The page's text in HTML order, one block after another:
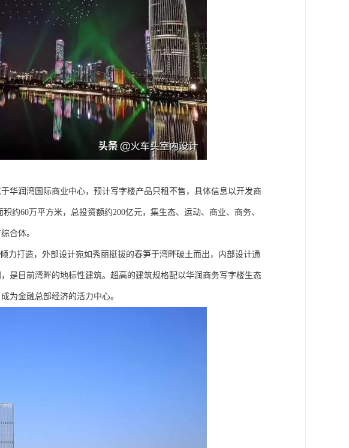
华润湾国际商业中心，预计写字楼产品只租不售，具体信息以开发商
约60万平方米，总投资额约200亿元，集生态、运动、商业、商务、
合体。
力打造，外部设计宛如秀丽挺拔的春笋于湾畔破土而出，内部设计通
是目前湾畔的地标性建筑。超高的建筑规格配以华润商务写字楼生态
为金融总部经济的活力中心。